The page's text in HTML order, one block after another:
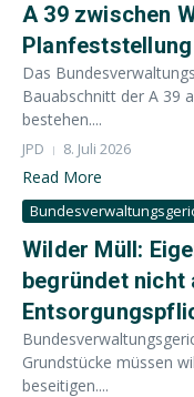
A 39 zwischen
Das
Bauabschnitt der A 39
bestehen....
JPD 8. Juli 2026
Read More
Wilder Müll:
begründet nicht
Grundstücke müssen
beseitigen....